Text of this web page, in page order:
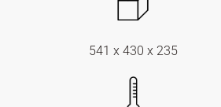
541 x 430 x 235